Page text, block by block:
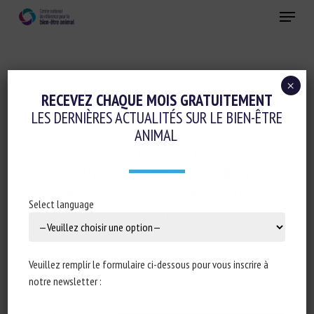
Menu
Elevage de précision et IA
Evaluation du bien-être animal et Etiquetage
BIOACOUSTICS TO ASSESS VARIOUS
COMPONENTS OF FARM ANIMAL
RECEVEZ CHAQUE MOIS GRATUITEMENT
LES DERNIÈRES ACTUALITÉS SUR LE BIEN-ÊTRE
ANIMAL
Select language
Veuillez remplir le formulaire ci-dessous pour vous inscrire à
notre newsletter :
×